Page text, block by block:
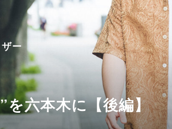
ー
を六本木に【後編】